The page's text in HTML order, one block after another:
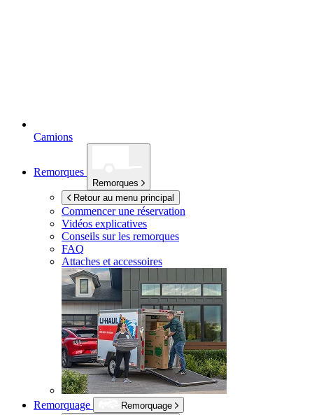
Camions
Remorques
Remorques
Retour au menu principal
Commencer une réservation
Vidéos explicatives
Conseils sur les remorques
FAQ
Attaches et accessoires
Remorquage
Remorquage